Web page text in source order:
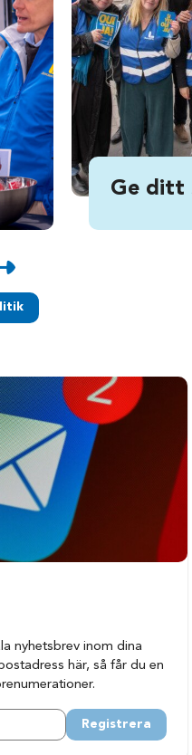
Ge ditt
nyhetsbrev inom dina
här, så får du en
Registrera